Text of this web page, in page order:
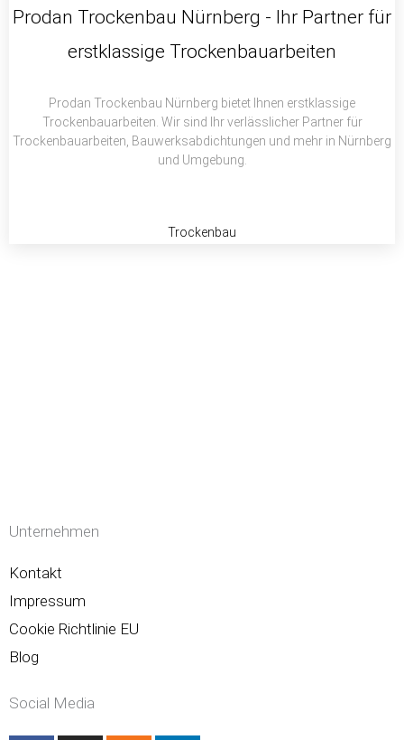
b
t
r
s
p
Prodan Trockenbau Nürnberg - Ihr Partner für
erstklassige Trockenbauarbeiten
Prodan Trockenbau Nürnberg bietet Ihnen erstklassige
Trockenbauarbeiten. Wir sind Ihr verlässlicher Partner für
Trockenbauarbeiten, Bauwerksabdichtungen und mehr in Nürnberg
und Umgebung.
Trockenbau
Unternehmen
Kontakt
Impressum
Cookie Richtlinie EU
Blog
Social Media